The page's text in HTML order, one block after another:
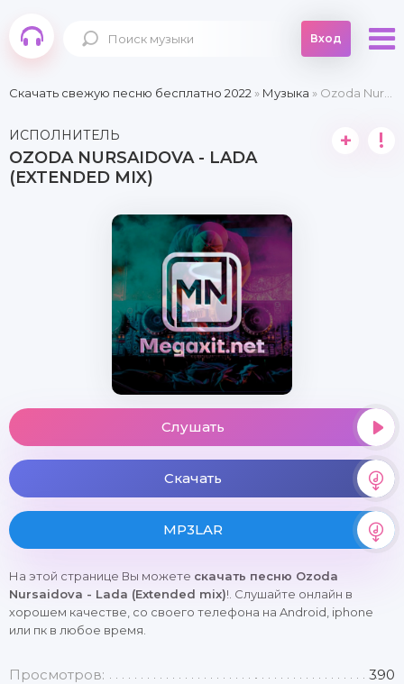
Вход
Скачать свежую песню бесплатно 2022 » Музыка » Ozoda Nursaidova - Lada (Extended mix)
ИСПОЛНИТЕЛЬ
OZODA NURSAIDOVA - LADA
(EXTENDED MIX)
+ !
Слушать
Скачать
MP3LAR
На этой странице Вы можете скачать песню Ozoda
Nursaidova - Lada (Extended mix)!. Слушайте онлайн в
хорошем качестве, со своего телефона на Android, iphone
или пк в любое время.
Просмотров: 390